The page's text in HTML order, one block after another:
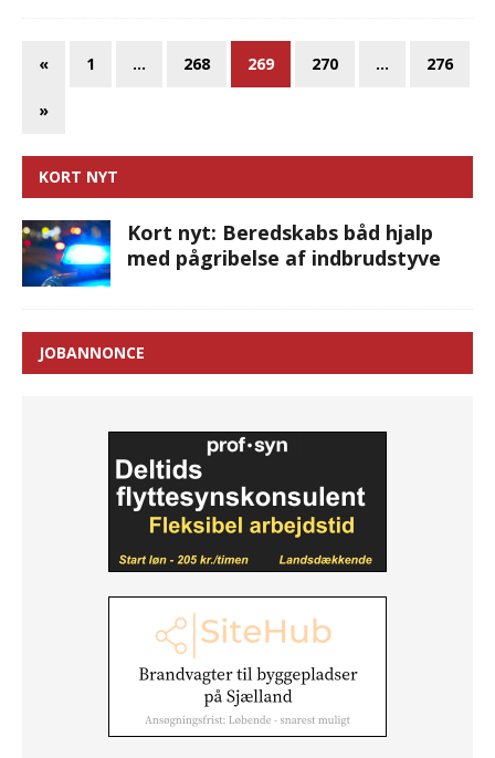
« 1 … 268 269 270 … 276
»
KORT NYT
Kort nyt: Beredskabs båd hjalp
med pågribelse af indbrudstyve
JOBANNONCE